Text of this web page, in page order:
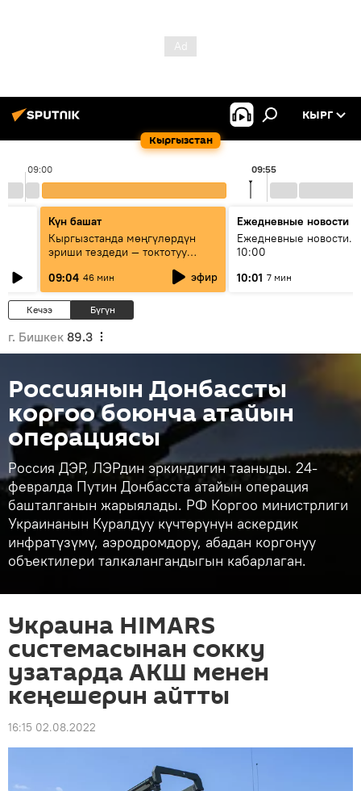
Кыргызстан
КЫРГ
09:00 09:55
Күн башат
Кыргызстанда мөңгүлөрдүн
эриши тездеди — токтотуу
09:04 46 мин эфир
Ежедневные новости
Ежедневные новости.
10:00
10:01 7 мин
Кечээ Бүгүн
г. Бишкек 89.3
Россиянын Донбассты
коргоо боюнча атайын
операциясы
Россия ДЭР, ЛЭРдин эркиндигин тааныды. 24-
февралда Путин Донбасста атайын операция
башталганын жарыялады. РФ Коргоо министрлиги
Украинанын Куралдуу күчтөрүнүн аскердик
инфратүзүмү, аэродромдору, абадан коргонуу
объектилери талкалангандыгын кабарлаган.
Украина HIMARS
системасынан сокку
узатарда АКШ менен
кеңешерин айтты
16:15 02.08.2022